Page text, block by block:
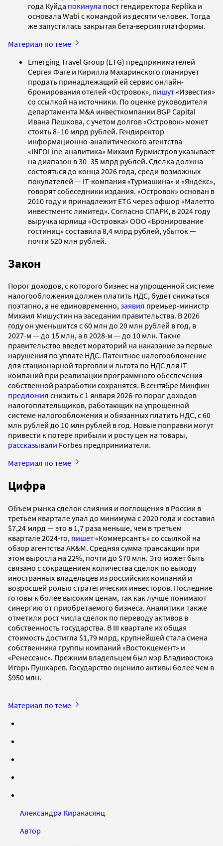
года Куйда покинула пост гендиректора Replika и
основала Wabi с командой из десяти человек. Тогда
же запустилась закрытая бета-версия платформы.
Материал по теме
Emerging Travel Group (ETG) предпринимателей
Сергея Фаге и Кирилла Махаринского планирует
продать принадлежащий ей сервис онлайн-
бронирования отелей «Островок», пишут«Известия»
со ссылкой на источники. По оценке руководителя
департамента M&A инвесткомпании BGP Capital
Ивана Пешкова, с учетом долгов «Островок» может
стоить 8–10 млрд рублей. Гендиректор
информационно-аналитического агентства
«INFOLine-аналитика» Михаил Бурмистров указывает
на диапазон в 30–35 млрд рублей. Сделка должна
состояться до конца 2026 года, среди возможных
покупателей — IT-компания «Турмашина» и «Яндекс»,
говорят собеседники издания. «Островок» основан в
2010 году и принадлежит ETG через офшор «Малетто
инвестментс лимитед». Согласно СПАРК, в 2024 году
выручка юрлица «Островка» ООО «Бронирование
гостиниц» составила 8,4 млрд рублей, убыток —
почти 520 млн рублей.
Закон
Порог доходов, с которого бизнес на упрощенной системе
налогообложения должен платить НДС, будет снижаться
поэтапно, а не единовременно,заявил премьер-министр
Михаил Мишустин на заседании правительства. В 2026
году он уменьшится с 60 млн до 20 млн рублей в год, в
2027-м — до 15 млн, а в 2028-м — до 10 млн. Также
правительство введет мораторий на наказание за первые
нарушения по уплате НДС. Патентное налогообложение
для стационарной торговли и льгота по НДС для IT-
компаний при реализации программного обеспечения
собственной разработки сохранятся. В сентябре Минфин
предложил снизить с 1 января 2026-го порог доходов
налогоплательщиков, работающих на упрощенной
системе налогообложения и обязанных платить НДС, с 60
млн рублей до 10 млн рублей в год. Новые поправки могут
привести к потере прибыли и росту цен на товары,
рассказывали Forbes предприниматели.
Материал по теме
Цифра
Объем рынка сделок слияния и поглощения в России в
третьем квартале упал до минимума с 2020 года и составил
$7,24 млрд — это в 1,7 раза меньше, чем в третьем
квартале 2024-го, пишет«Коммерсантъ» со ссылкой на
обзор агентства AK&M. Средняя сумма трансакции при
этом выросла на 22%, почти до $70 млн. Это может быть
связано с сокращением количества сделок по выходу
иностранных владельцев из российских компаний и
возросшей ролью стратегических инвесторов. Последние
готовы к более высоким ценам, так как лучше понимают
синергию от приобретаемого бизнеса. Аналитики также
отметили рост числа сделок по переводу активов в
собственность государства. В III квартале их общая
стоимость достигла $1,79 млрд, крупнейшей стала смена
собственника группы компаний «Востокцемент» и
«Ренессанс». Прежним владельцем был мэр Владивостока
Игорь Пушкарев. Государство оценило активы более чем в
$950 млн.
Материал по теме
Александра Киракасянц
Автор